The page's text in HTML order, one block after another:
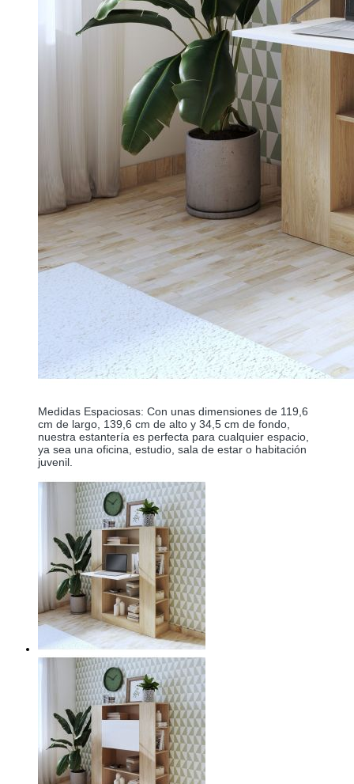
Medidas Espaciosas: Con unas dimensiones de 119,6
cm de largo, 139,6 cm de alto y 34,5 cm de fondo,
nuestra estantería es perfecta para cualquier espacio,
ya sea una oficina, estudio, sala de estar o habitación
juvenil.